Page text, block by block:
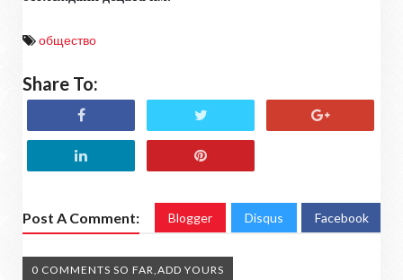
общество
Share To:
Post A Comment: Blogger Disqus Facebook
0 COMMENTS SO FAR,ADD YOURS